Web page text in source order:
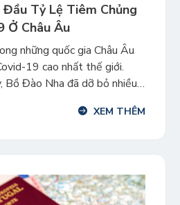
Tỷ Lệ Tiêm Chủng
Ở Châu Âu
những quốc gia Châu Âu
19 cao nhất thế giới.
Bồ Đào Nha đã dỡ bỏ nhiều
Nha cũng đối mặt với những
XEM THÊM